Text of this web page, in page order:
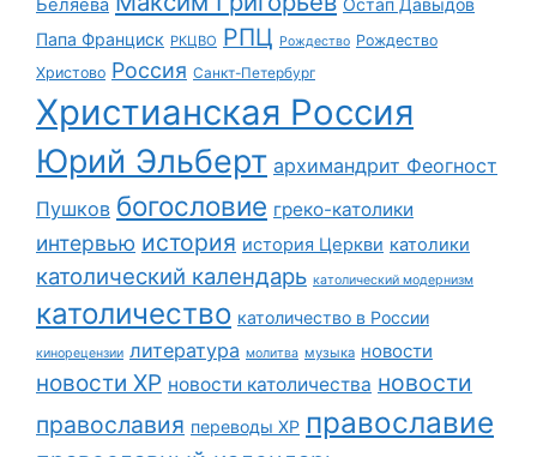
Беляева
Остап Давыдов
Папа Франциск РКЦВО РПЦ Рождество Рождество
Христово Россия Санкт-Петербург
Христианская Россия
Юрий Эльберт архимандрит Феогност
Пушков богословие греко-католики
интервью история история Церкви католики
католический календарь католический модернизм
католичество католичество в России
кинорецензии литература молитва музыка новости
новости ХР новости католичества новости
православия переводы ХР православие